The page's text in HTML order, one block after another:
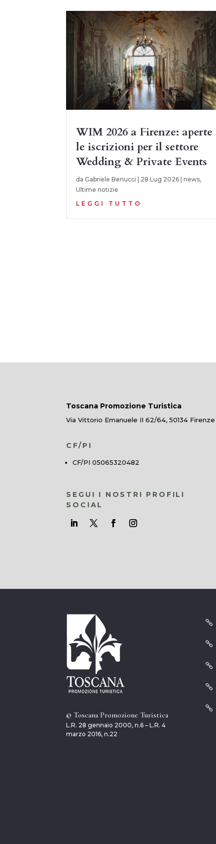
WIM 2026 a Firenze: aperte
le iscrizioni per il settore
Wedding & Private Events
da Gabriele Benucci 28 Lug 2026 |news,
Ultime notizie
LEGGI TUTTO
Toscana Promozione Turistica
Via Vittorio Emanuele II 62/64, 50134 Firenze
CF/PI
CF/PI 05065320482
SEGUI I NOSTRI PROFILI
SOCIAL
© Toscana Promozione Turistica
L.R. 28 gennaio 2000, n.6 – L.R. 4
marzo 2016, n.22